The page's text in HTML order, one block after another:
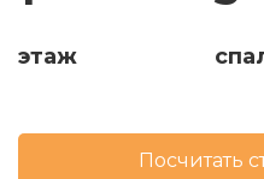
этаж
Посчитать